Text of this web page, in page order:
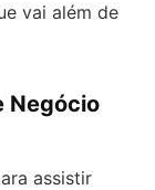
vai além de
Negócio
assistir